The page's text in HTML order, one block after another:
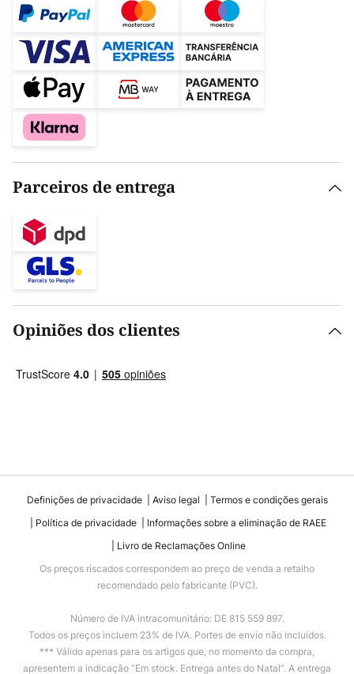
Parceiros de entrega
Opiniões dos clientes
Definições de privacidade Aviso legal
Termos e condições gerais
Política de privacidade
Informações sobre a eliminação de RAEE
Livro de Reclamações Online
Os preços riscados correspondem ao preço de venda a retalho
recomendado pelo fabricante (PVC).
Número de IVA intracomunitário: DE 815 559 897.
Todos os preços incluem 23% de IVA. Portes de envio não incluídos.
*** Válido apenas para os artigos que, no momento da compra,
apresentem a indicação “Em stock. Entrega antes do Natal”. A entrega